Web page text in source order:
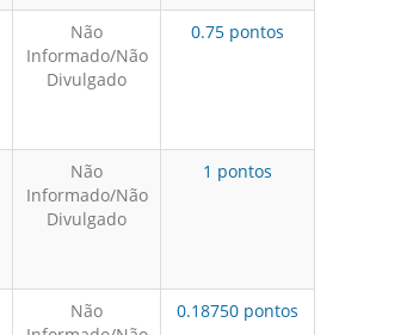
Não
Informado/Não
Divulgado
0.75 pontos
Não
Informado/Não
Divulgado
1 pontos
Não
0.18750 pontos